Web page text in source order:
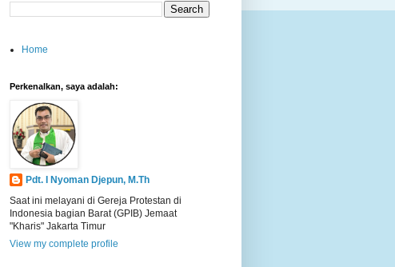
Home
Perkenalkan, saya adalah:
Pdt. I Nyoman Djepun, M.Th
Saat ini melayani di Gereja Protestan di
Indonesia bagian Barat (GPIB) Jemaat
"Kharis" Jakarta Timur
View my complete profile